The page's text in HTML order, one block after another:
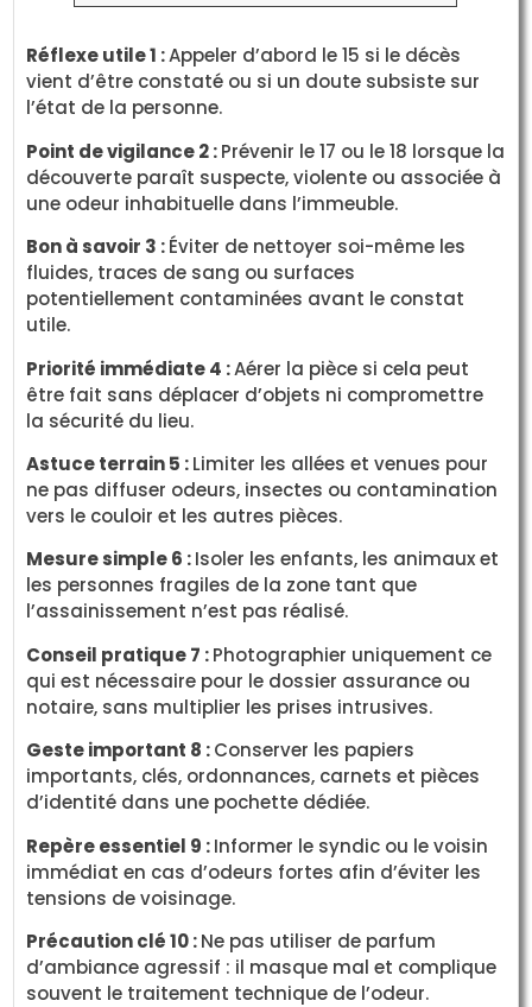
Réflexe utile 1 :Appeler d’abord le 15 si le décès
vient d’être constaté ou si un doute subsiste sur
l’état de la personne.
Point de vigilance 2 :Prévenir le 17 ou le 18 lorsque la
découverte paraît suspecte, violente ou associée à
une odeur inhabituelle dans l’immeuble.
Bon à savoir 3 :Éviter de nettoyer soi-même les
fluides, traces de sang ou surfaces
potentiellement contaminées avant le constat
utile.
Priorité immédiate 4 :Aérer la pièce si cela peut
être fait sans déplacer d’objets ni compromettre
la sécurité du lieu.
Astuce terrain 5 :Limiter les allées et venues pour
ne pas diffuser odeurs, insectes ou contamination
vers le couloir et les autres pièces.
Mesure simple 6 :Isoler les enfants, les animaux et
les personnes fragiles de la zone tant que
l’assainissement n’est pas réalisé.
Conseil pratique 7 :Photographier uniquement ce
qui est nécessaire pour le dossier assurance ou
notaire, sans multiplier les prises intrusives.
Geste important 8 :Conserver les papiers
importants, clés, ordonnances, carnets et pièces
d’identité dans une pochette dédiée.
Repère essentiel 9 :Informer le syndic ou le voisin
immédiat en cas d’odeurs fortes afin d’éviter les
tensions de voisinage.
Précaution clé 10 :Ne pas utiliser de parfum
d’ambiance agressif : il masque mal et complique
souvent le traitement technique de l’odeur.